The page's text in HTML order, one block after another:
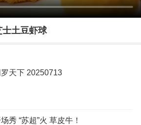
土豆虾球
罗天下 20250713
秀 “苏超”火 草皮牛！